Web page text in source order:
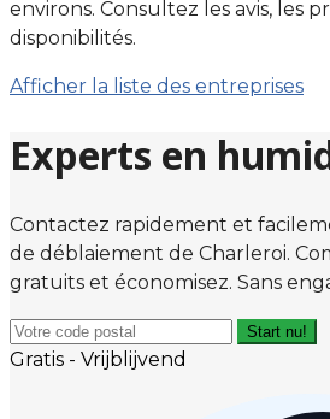
environs. Consultez les avis, les
disponibilités.
Afficher la liste des entreprises
Experts en
Contactez rapidement et
de déblaiement de Charleroi.
gratuits et économisez. Sans
Start nu!
Gratis - Vrijblijvend